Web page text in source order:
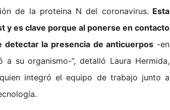
de la proteina N del coronavirus. Esta
y es clave porque al ponerse en contacto
la presencia de anticuerpos -en
su organismo-”, detalló Laura Hermida,
integró el equipo de trabajo junto a